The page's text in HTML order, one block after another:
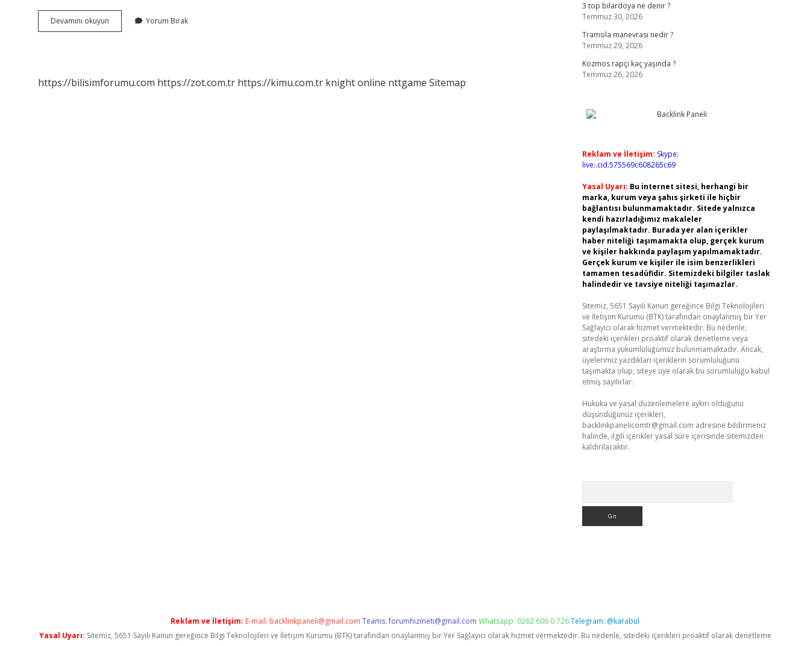
Devamını okuyun Tasavvufta
40
Ne
Yorum Bırak
https://bilisimforumu.com https://zot.com.tr https://kimu.com.tr knight online nttgame Sitemap
3 top bilardoya ne denir ?
Temmuz 30, 2026
Tramola manevrası nedir ?
Temmuz 29, 2026
Kozmos rapçi kaç yaşında ?
Temmuz 26, 2026
Reklam ve İletişim: Skype:
live:.cid.575569c608265c69
Yasal Uyarı: Bu internet sitesi, herhangi bir
marka, kurum veya şahıs şirketi ile hiçbir
bağlantısı bulunmamaktadır. Sitede yalnızca
kendi hazırladığımız makaleler
paylaşılmaktadır. Burada yer alan içerikler
haber niteliği taşımamakta olup, gerçek kurum
ve kişiler hakkında paylaşım yapılmamaktadır.
Gerçek kurum ve kişiler ile isim benzerlikleri
tamamen tesadüfidir. Sitemizdeki bilgiler taslak
halindedir ve tavsiye niteliği taşımazlar.
Sitemiz, 5651 Sayılı Kanun gereğince Bilgi Teknolojileri
ve İletişim Kurumu (BTK) tarafından onaylanmış bir Yer
Sağlayıcı olarak hizmet vermektedir. Bu nedenle,
sitedeki içerikleri proaktif olarak denetleme veya
araştırma yükümlülüğümüz bulunmamaktadır. Ancak,
üyelerimiz yazdıkları içeriklerin sorumluluğunu
taşımakta olup, siteye üye olarak bu sorumluluğu kabul
etmiş sayılırlar.
Hukuka ve yasal düzenlemelere aykırı olduğunu
düşündüğünüz içerikleri,
backlinkpanelicomtr@gmail.com adresine bildirmeniz
halinde, ilgili içerikler yasal süre içerisinde sitemizden
kaldırılacaktır.
Reklam ve İletişim: E-mail: backlinkpaneli@gmail.com Teams:forumhizmeti@gmail.com Whatsapp: 0262 606 0 726Telegram: @karabul
Yasal Uyarı: Sitemiz, 5651 Sayılı Kanun gereğince Bilgi Teknolojileri ve İletişim Kurumu (BTK) tarafından onaylanmış bir Yer Sağlayıcı olarak hizmet vermektedir. Bu nedenle, sitedeki içerikleri proaktif olarak denetleme